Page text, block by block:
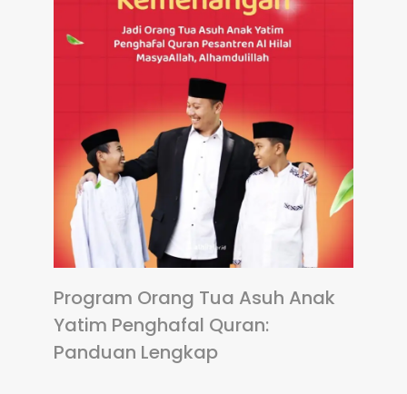
Program Orang Tua Asuh Anak
Yatim Penghafal Quran:
Panduan Lengkap